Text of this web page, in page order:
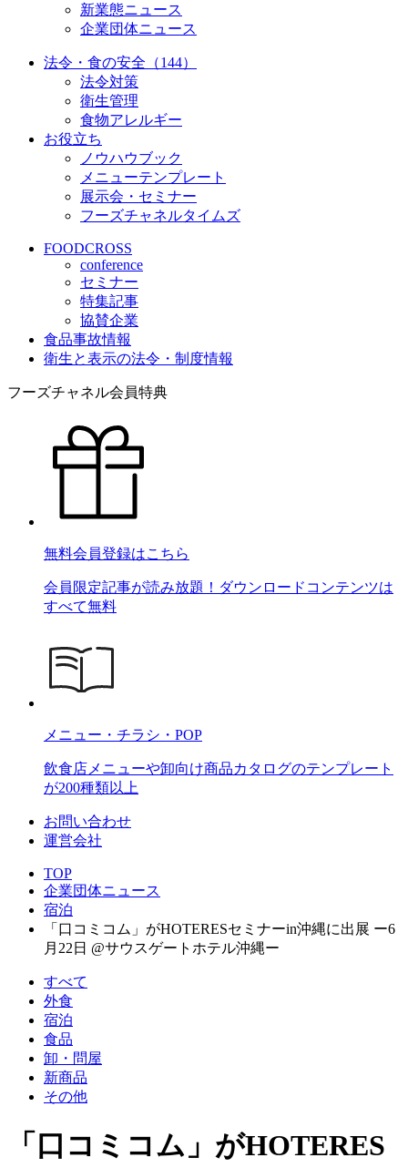
新業態ニュース
企業団体ニュース
法令・食の安全（144）
法令対策
衛生管理
食物アレルギー
お役立ち
ノウハウブック
メニューテンプレート
展示会・セミナー
フーズチャネルタイムズ
FOODCROSS
conference
セミナー
特集記事
協賛企業
食品事故情報
衛生と表示の法令・制度情報
フーズチャネル会員特典
無料会員登録はこちら
会員限定記事が読み放題！ダウンロードコンテンツは
すべて無料
メニュー・チラシ・POP
飲食店メニューや卸向け商品カタログのテンプレート
が200種類以上
お問い合わせ
運営会社
TOP
企業団体ニュース
宿泊
「口コミコム」がHOTERESセミナーin沖縄に出展 ー6
月22日 @サウスゲートホテル沖縄ー
すべて
外食
宿泊
食品
卸・問屋
新商品
その他
「口コミコム」がHOTERES